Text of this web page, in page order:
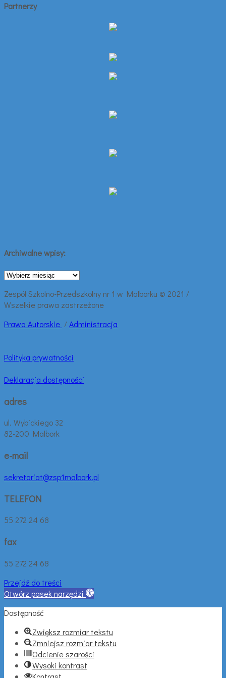
Partnerzy
Archiwalne wpisy:
Archiwalne
Zespół Szkolno-Przedszkolny nr 1 w Malborku © 2021 /
Wszelkie prawa zastrzeżone
Prawa Autorskie /Administracja
Polityka prywatności
Deklaracja dostępności
adres
ul. Wybickiego 32
82-200 Malbork
e-mail
sekretariat@zsp1malbork.pl
TELEFON
55 272 24 68
fax
55 272 24 68
Przejdź do treści
Otwórz pasek narzędzi
Dostępność
Zwiększ rozmiar tekstu
Zmniejsz rozmiar tekstu
Odcienie szarości
Wysoki kontrast